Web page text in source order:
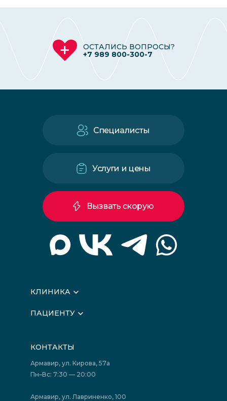
ОСТАЛИСЬ ВОПРОСЫ?
+7 989 800-300-7
КЛИНИКА
Вышестоящие организации
Лицензии
Фотогалерея
Политика конфиденциальности
Акции
ПАЦИЕНТУ
Подготовка к сдаче анализов
Акции
Отзывы
Государственные программы
Специалисты
Услуги и цены
Вызвать скорую
КОНТАКТЫ
Армавир, ул. Кирова, 57а
Пн–Вс: 7:30 — 20:00
Армавир, ул. Лавриненко, 100